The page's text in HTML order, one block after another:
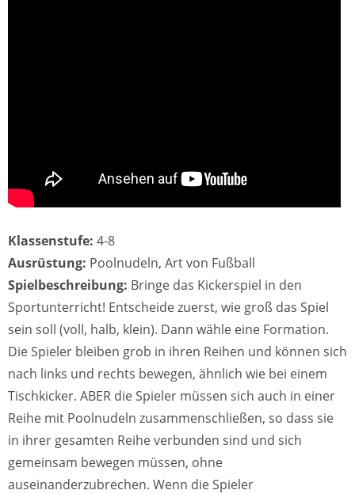
Klassenstufe: 4-8
Ausrüstung: Poolnudeln, Art von Fußball
Spielbeschreibung: Bringe das Kickerspiel in den
Sportunterricht! Entscheide zuerst, wie groß das Spiel
sein soll (voll, halb, klein). Dann wähle eine Formation.
Die Spieler bleiben grob in ihren Reihen und können sich
nach links und rechts bewegen, ähnlich wie bei einem
Tischkicker. ABER die Spieler müssen sich auch in einer
Reihe mit Poolnudeln zusammenschließen, so dass sie
in ihrer gesamten Reihe verbunden sind und sich
gemeinsam bewegen müssen, ohne
auseinanderzubrechen. Wenn die Spieler